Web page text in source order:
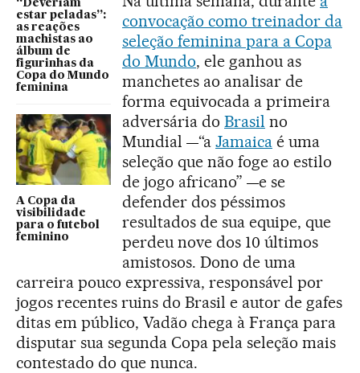
“Deveriam
estar peladas”:
as reações
machistas ao
álbum de
figurinhas da
Copa do Mundo
feminina
A Copa da
visibilidade
para o futebol
feminino
convocação como treinador da
seleção feminina para a Copa
do Mundo, ele ganhou as
manchetes ao analisar de
forma equivocada a primeira
adversária do Brasil no
Mundial —“a Jamaica é uma
seleção que não foge ao estilo
de jogo africano” —e se
defender dos péssimos
resultados de sua equipe, que
perdeu nove dos 10 últimos
amistosos. Dono de uma
carreira pouco expressiva, responsável por
jogos recentes ruins do Brasil e autor de gafes
ditas em público, Vadão chega à França para
disputar sua segunda Copa pela seleção mais
contestado do que nunca.